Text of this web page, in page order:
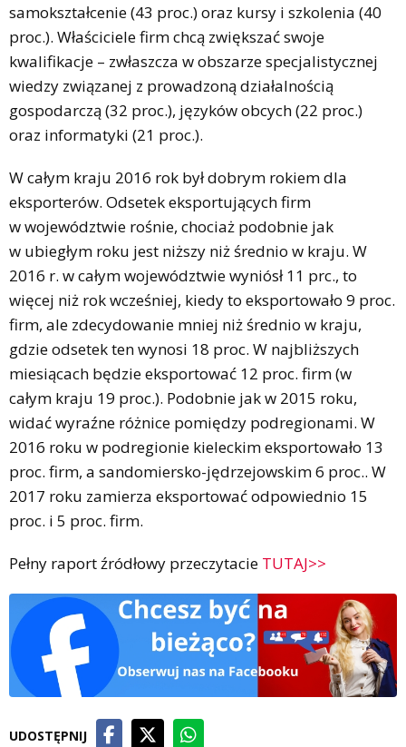
samokształcenie (43 proc.) oraz kursy i szkolenia (40
proc.). Właściciele firm chcą zwiększać swoje
kwalifikacje – zwłaszcza w obszarze specjalistycznej
wiedzy związanej z prowadzoną działalnością
gospodarczą (32 proc.), języków obcych (22 proc.)
oraz informatyki (21 proc.).
W całym kraju 2016 rok był dobrym rokiem dla
eksporterów. Odsetek eksportujących firm
w województwie rośnie, chociaż podobnie jak
w ubiegłym roku jest niższy niż średnio w kraju. W
2016 r. w całym województwie wyniósł 11 prc., to
więcej niż rok wcześniej, kiedy to eksportowało 9 proc.
firm, ale zdecydowanie mniej niż średnio w kraju,
gdzie odsetek ten wynosi 18 proc. W najbliższych
miesiącach będzie eksportować 12 proc. firm (w
całym kraju 19 proc.). Podobnie jak w 2015 roku,
widać wyraźne różnice pomiędzy podregionami. W
2016 roku w podregionie kieleckim eksportowało 13
proc. firm, a sandomiersko-jędrzejowskim 6 proc.. W
2017 roku zamierza eksportować odpowiednio 15
proc. i 5 proc. firm.
Pełny raport źródłowy przeczytacie TUTAJ>>
UDOSTĘPNIJ